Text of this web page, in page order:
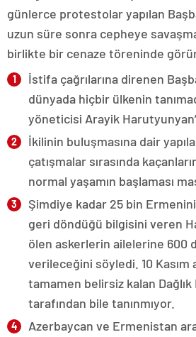
günlerce protestolar yapılan
uzun süre sonra cepheye
birlikte bir cenaze töreninde
İstifa çağrılarına direnen
dünyada hiçbir ülkenin
yöneticisi Arayik
İkilinin buluşmasına dair
çatışmalar sırasında
normal yaşamın başlaması
Şimdiye kadar 25 bin
geri döndüğü bilgisini veren
ölen askerlerin ailelerine 600
verileceğini söyledi. 10 Kasım
tamamen belirsiz kalan
tarafından bile tanınmıyor.
Azerbaycan ve Ermenistan